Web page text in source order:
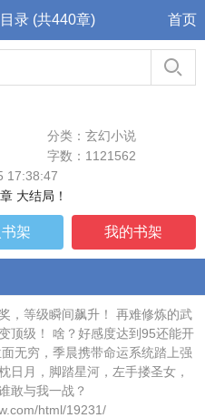
录 (共440章) 首页
分类：玄幻小说
字数：1121562
17:38:47
大结局！
架 我的书架
，等级瞬间飙升！ 再难修炼的武
顶级！ 啥？好感度达到95还能开
无穷，季晨携带命运系统踏上强
日月，脚踏星河，左手搂圣女，
敢与我一战？
html/19231/